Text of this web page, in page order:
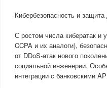
Кибербезопасность и
С ростом числа кибератак и
CCPA и их аналоги),
от DDoS-атак нового
социальной инженерии.
интеграции с банковскими